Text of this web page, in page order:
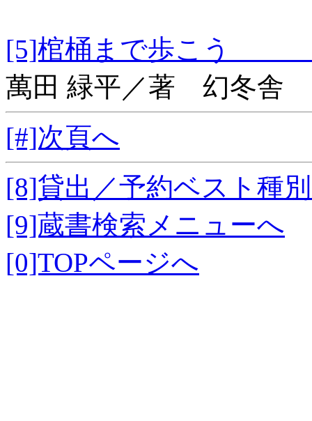
[5]棺桶まで歩こう
萬田 緑平／著 幻冬舎
[#]次頁へ
[8]貸出／予約ベスト種
[9]蔵書検索メニューへ
[0]TOPページへ